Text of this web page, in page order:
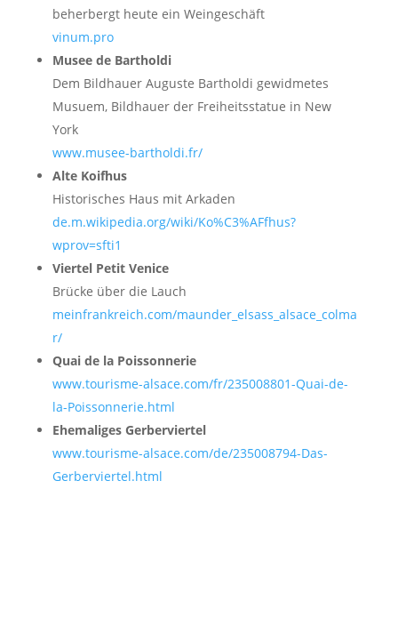
beherbergt heute ein Weingeschäft
vinum.pro
Musee de Bartholdi
Dem Bildhauer Auguste Bartholdi gewidmetes
Musuem, Bildhauer der Freiheitsstatue in New
York
www.musee-bartholdi.fr/
Alte Koifhus
Historisches Haus mit Arkaden
de.m.wikipedia.org/wiki/Ko%C3%AFfhus?
wprov=sfti1
Viertel Petit Venice
Brücke über die Lauch
meinfrankreich.com/maunder_elsass_alsace_colma
r/
Quai de la Poissonnerie
www.tourisme-alsace.com/fr/235008801-Quai-de-
la-Poissonnerie.html
Ehemaliges Gerberviertel
www.tourisme-alsace.com/de/235008794-Das-
Gerberviertel.html